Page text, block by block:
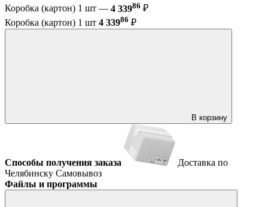
Коробка (картон) 1 шт — 4 33986 ₽
Коробка (картон) 1 шт 4 33986 ₽
В корзину
Способы получения заказа
Доставка по
Челябинску Самовывоз
Файлы и программы